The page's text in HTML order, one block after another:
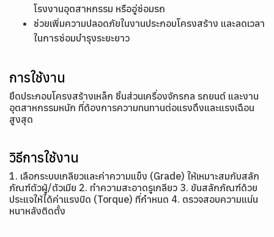
โรงงานอุตสาหกรรม หรืออู่ซ่อมรถ
ช่วยเพิ่มความปลอดภัยในงานประกอบโครงสร้าง และลดเวลา
ในการซ่อมบำรุงระยะยาว
การใช้งาน
ยึดประกอบโครงสร้างเหล็ก ชิ้นส่วนเครื่องจักรกล รถยนต์ และงาน
อุตสาหกรรมหนัก ที่ต้องการความทนทานต่อแรงดึงและแรงเฉือน
สูงสุด
วิธีการใช้งาน
1. เลือกระบบเกลียวและค่าความแข็ง (Grade) ให้เหมาะสมกับสลัก
ภัณฑ์ตัวผู้/ตัวเมีย 2. ทำความสะอาดรูเกลียว 3. ขันสลักภัณฑ์ด้วย
ประแจให้ได้ค่าแรงบิด (Torque) ที่กำหนด 4. ตรวจสอบความแน่น
หนาหลังติดตั้ง